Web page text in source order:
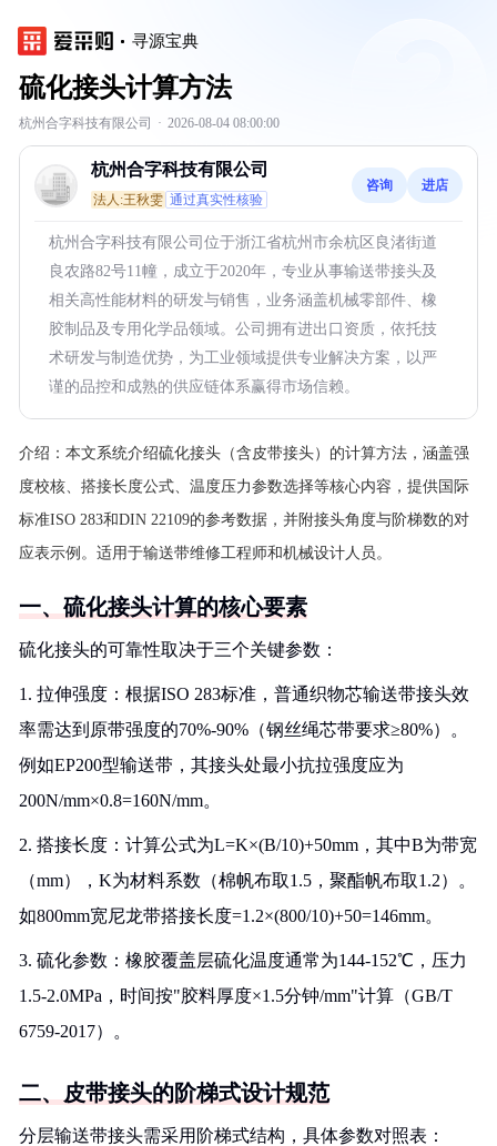
寻源宝典
硫化接头计算方法
杭州合字科技有限公司 · 2026-08-04 08:00:00
杭州合字科技有限公司
法人:王秋雯 通过真实性核验
咨询 进店
杭州合字科技有限公司位于浙江省杭州市余杭区良渚街道
良农路82号11幢，成立于2020年，专业从事输送带接头及
相关高性能材料的研发与销售，业务涵盖机械零部件、橡
胶制品及专用化学品领域。公司拥有进出口资质，依托技
术研发与制造优势，为工业领域提供专业解决方案，以严
谨的品控和成熟的供应链体系赢得市场信赖。
介绍： 本文系统介绍硫化接头（含皮带接头）的计算方法，涵盖强
度校核、搭接长度公式、温度压力参数选择等核心内容，提供国际
标准ISO 283和DIN 22109的参考数据，并附接头角度与阶梯数的对
应表示例。适用于输送带维修工程师和机械设计人员。
一、硫化接头计算的核心要素
硫化接头的可靠性取决于三个关键参数：
1. 拉伸强度：根据ISO 283标准，普通织物芯输送带接头效
率需达到原带强度的70%-90%（钢丝绳芯带要求≥80%）。
例如EP200型输送带，其接头处最小抗拉强度应为
200N/mm×0.8=160N/mm。
2. 搭接长度：计算公式为L=K×(B/10)+50mm，其中B为带宽
（mm），K为材料系数（棉帆布取1.5，聚酯帆布取1.2）。
如800mm宽尼龙带搭接长度=1.2×(800/10)+50=146mm。
3. 硫化参数：橡胶覆盖层硫化温度通常为144-152℃，压力
1.5-2.0MPa，时间按"胶料厚度×1.5分钟/mm"计算（GB/T
6759-2017）。
二、皮带接头的阶梯式设计规范
分层输送带接头需采用阶梯式结构，具体参数对照表：